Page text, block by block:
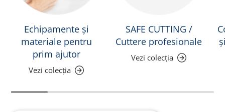
Echipamente și
materiale pentru
prim ajutor
Vezi colecția
SAFE CUTTING /
Cuttere profesionale
Vezi colecția